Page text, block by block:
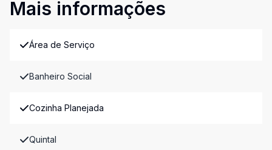
Mais informações
Área de Serviço
Banheiro Social
Cozinha Planejada
Quintal